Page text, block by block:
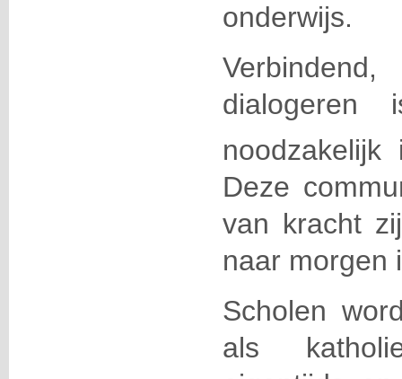
onderwijs.
Verbindend,
Deze
van kracht
naar morgen
Scholen
als